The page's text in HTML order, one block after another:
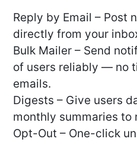
Reply by Email – Post
directly from your
Bulk Mailer – Send
of users reliably — no
emails.
Digests – Give users
monthly summaries to
Opt-Out – One-click